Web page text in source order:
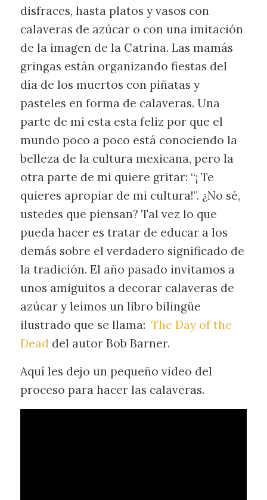
disfraces, hasta platos y vasos con
calaveras de azúcar o con una imitación
de la imagen de la Catrina. Las mamás
gringas están organizando fiestas del
día de los muertos con piñatas y
pasteles en forma de calaveras. Una
parte de mi esta esta feliz por que el
mundo poco a poco está conociendo la
belleza de la cultura mexicana, pero la
otra parte de mi quiere gritar: “¡ Te
quieres apropiar de mi cultura!”. ¿No sé,
ustedes que piensan? Tal vez lo que
pueda hacer es tratar de educar a los
demás sobre el verdadero significado de
la tradición. El año pasado invitamos a
unos amiguitos a decorar calaveras de
azúcar y leímos un libro bilingüe
ilustrado que se llama: The Day of the
Dead del autor Bob Barner.
Aquí les dejo un pequeño video del
proceso para hacer las calaveras.